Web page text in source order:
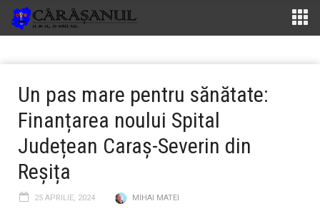
Un pas mare pentru sănătate:
Finanțarea noului Spital
Județean Caraș-Severin din
Reșița
25 APRILIE, 2024
MIHAI MATEI